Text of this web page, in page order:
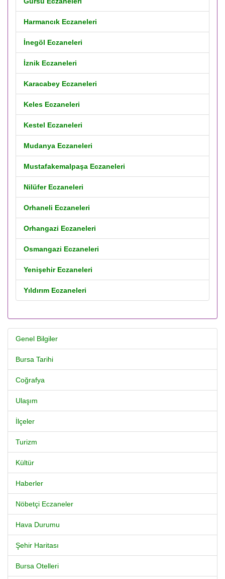
Harmancık Eczaneleri
İnegöl Eczaneleri
İznik Eczaneleri
Karacabey Eczaneleri
Keles Eczaneleri
Kestel Eczaneleri
Mudanya Eczaneleri
Mustafakemalpaşa Eczaneleri
Nilüfer Eczaneleri
Orhaneli Eczaneleri
Orhangazi Eczaneleri
Osmangazi Eczaneleri
Yenişehir Eczaneleri
Yıldırım Eczaneleri
Genel Bilgiler
Bursa Tarihi
Coğrafya
Ulaşım
İlçeler
Turizm
Kültür
Haberler
Nöbetçi Eczaneler
Hava Durumu
Şehir Haritası
Bursa Otelleri